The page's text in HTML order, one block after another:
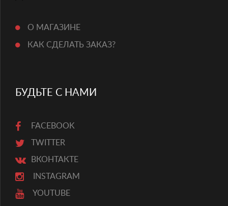
О МАГАЗИНЕ
КАК СДЕЛАТЬ ЗАКАЗ?
БУДЬТЕ С НАМИ
FACEBOOK
TWITTER
ВКОНТАКТЕ
INSTAGRAM
YOUTUBE